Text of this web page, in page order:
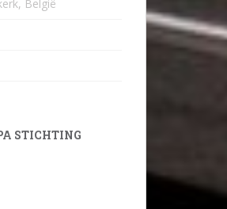
België
STICHTING